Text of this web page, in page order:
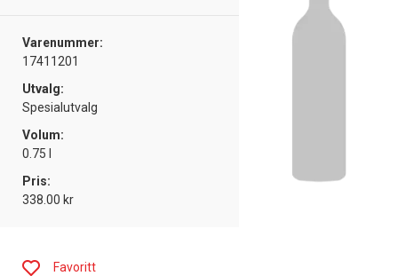
Varenummer:
17411201
Utvalg:
Spesialutvalg
Volum:
0.75 l
Pris:
338.00 kr
Favoritt